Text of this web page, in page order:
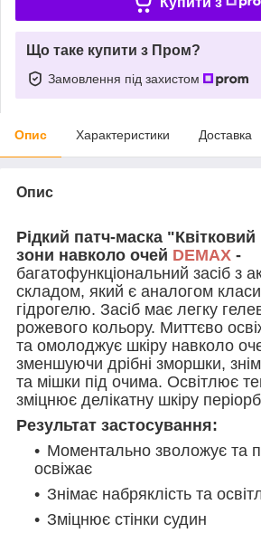
Що таке купити з Пром?
Замовлення під захистом
Опис Характеристики Доставка
Опис
Рідкий патч-маска
зони навколо очей DEMAX -
багатофункціональний засіб з
складом, який є аналогом
гідрогелю. Засіб має легку
рожевого кольору. Миттєво
та омолоджує шкіру навколо
зменшуючи дрібні зморшки,
та мішки під очима. Освітлює
зміцнює делікатну шкіру
Результат застосування:
Моментально зволожує та
освіжає
Знімає набряклість та
Зміцнює стінки судин